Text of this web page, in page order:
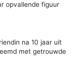
opvallende figuur
na 10 jaar uit
met getrouwde